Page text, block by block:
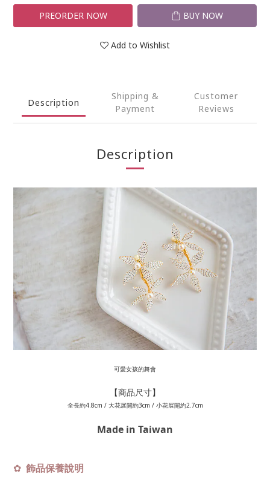
PREORDER NOW BUY NOW
Add to Wishlist
Description
Shipping &
Payment
Customer
Reviews
Description
可愛女孩的舞會
【商品尺寸】
全長約4.8cm / 大花展開約3cm / 小花展開約2.7cm
Made in Taiwan
✿ 飾品保養說明